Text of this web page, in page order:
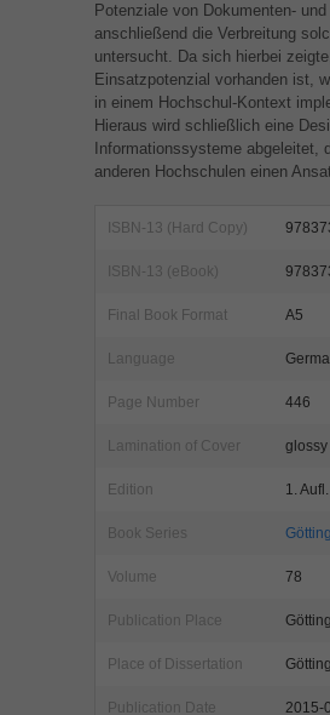
Potenziale von Dokumenten-
anschließend die Verbreitung
untersucht. Da sich hierbei
Einsatzpotenzial vorhanden ist,
in einem Hochschul-Kontext
Hieraus wird schließlich eine
Informationssysteme
anderen Hochschulen einen
ISBN-13 (Hard Copy)
ISBN-13 (eBook)
Final Book Format A5
Language
Page Number 446
Lamination of Cover glossy
Edition 1. Aufl.
Book Series
Volume 78
Publication Place
Place of Dissertation
Publication Date 2015-